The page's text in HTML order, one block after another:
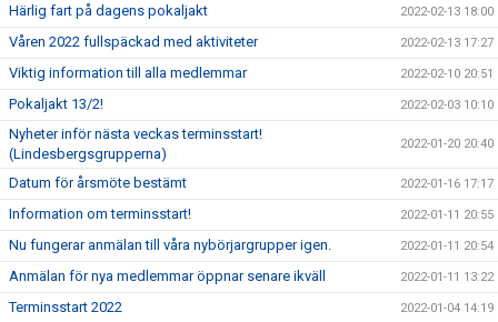
Härlig fart på dagens pokaljakt 2022-02-13 18:00
Våren 2022 fullspäckad med aktiviteter 2022-02-13 17:27
Viktig information till alla medlemmar 2022-02-10 20:51
Pokaljakt 13/2! 2022-02-03 10:10
Nyheter inför nästa veckas terminsstart!
(Lindesbergsgrupperna)
2022-01-20 20:40
Datum för årsmöte bestämt 2022-01-16 17:17
Information om terminsstart! 2022-01-11 20:55
Nu fungerar anmälan till våra nybörjargrupper igen. 2022-01-11 20:54
Anmälan för nya medlemmar öppnar senare ikväll 2022-01-11 13:22
Terminsstart 2022 2022-01-04 14:19